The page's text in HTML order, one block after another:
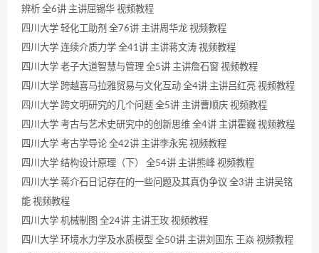
辨析 全6讲 主讲屈锡华 视频教程
四川大学 轻化工助剂 全76讲 主讲周华龙 视频教程
四川大学 连续介质力学 全41讲 主讲蒋文涛 视频教程
四川大学 老子大道智慧与管理 全5讲 主讲詹石窗 视频教程
四川大学 跨越喜马拉雅贸易与文化互动 全4讲 主讲吕红亮 视频教程
四川大学 跨文明研究的几个问题 全5讲 主讲曹顺庆 视频教程
四川大学 考古与艺术史研究中的创新思维 全4讲 主讲霍巍 视频教程
四川大学 考古学导论 全42讲 主讲李永宪 视频教程
四川大学 结构设计原理（下） 全54讲 主讲熊峰 视频教程
四川大学 蒋介石日记存在的一些问题及其真伪争议 全3讲 主讲吴铭
能 视频教程
四川大学 机械制图 全24讲 主讲王玫 视频教程
四川大学 环境水力学及水质模型 全50讲 主讲刘国东 王焱 视频教程